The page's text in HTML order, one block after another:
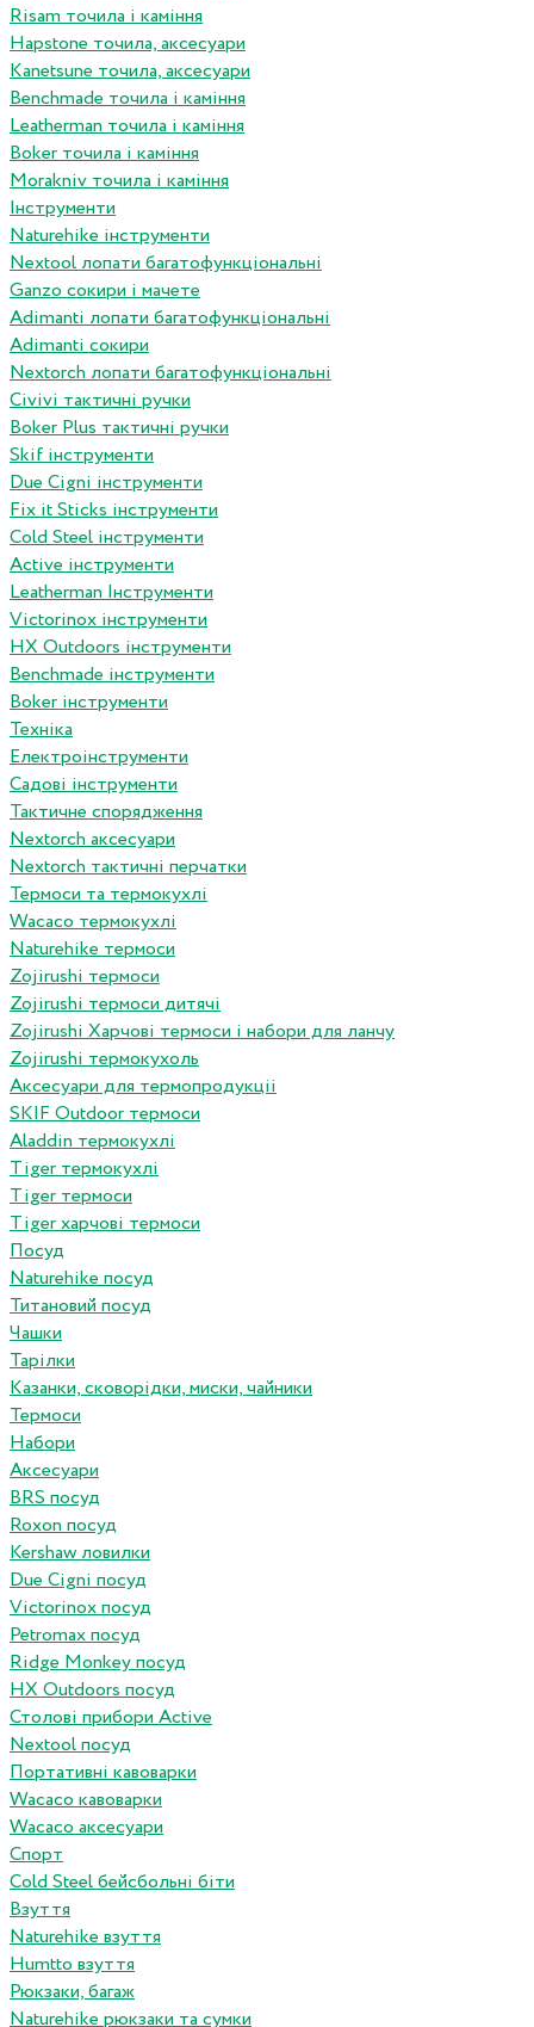
Risam точила і каміння
Hapstone точила, аксесуари
Kanetsune точила, аксесуари
Benchmade точила і каміння
Leatherman точила і каміння
Boker точила і каміння
Morakniv точила і каміння
Інструменти
Naturehike інструменти
Nextool лопати багатофункціональні
Ganzo сокири і мачете
Adimanti лопати багатофункціональні
Adimanti сокири
Nextorch лопати багатофункціональні
Сivivi тактичні ручки
Boker Plus тактичні ручки
Skif інструменти
Due Cigni інструменти
Fix it Sticks інструменти
Сold Steel інструменти
Active інструменти
Leatherman Інструменти
Victorinox інструменти
HX Outdoors інструменти
Benchmade інструменти
Boker інструменти
Техніка
Електроінструменти
Садові інструменти
Тактичне спорядження
Nextorch аксесуари
Nextorch тактичні перчатки
Термоси та термокухлі
Wacaco термокухлі
Naturehike термоси
Zojirushi термоси
Zojirushi термоси дитячі
Zojirushi Харчові термоси і набори для ланчу
Zojirushi термокухоль
Аксесуари для термопродукціі
SKIF Outdoor термоси
Aladdin термокухлі
Tiger термокухлі
Tiger термоси
Tiger харчові термоси
Посуд
Naturehike посуд
Титановий посуд
Чашки
Тарілки
Казанки, сковорідки, миски, чайники
Термоси
Набори
Аксесуари
BRS посуд
Roxon посуд
Kershaw ловилки
Due Cigni посуд
Victorinox посуд
Petromax посуд
Ridge Monkey посуд
HX Outdoors посуд
Столові прибори Active
Nextool посуд
Портативні кавоварки
Wacaco кавоварки
Wacaco аксесуари
Спорт
Cold Steel бейсбольні біти
Взуття
Naturehike взуття
Humtto взуття
Рюкзаки, багаж
Naturehike рюкзаки та сумки